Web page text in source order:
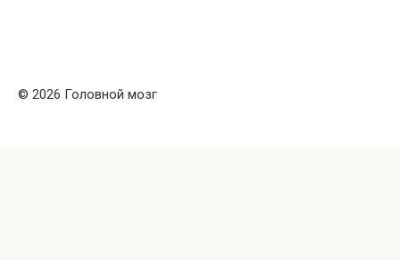
© 2026 Головной мозг